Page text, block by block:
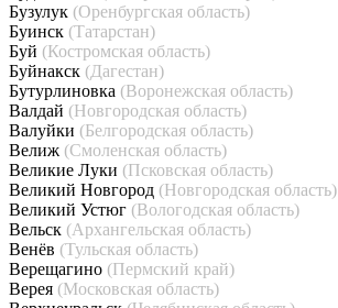
Бузулук (Оренбургская область)
Буинск (Татарстан)
Буй (Костромская область)
Буйнакск (Дагестан)
Бутурлиновка (Воронежская область)
Валдай (Новгородская область)
Валуйки (Белгородская область)
Велиж (Смоленская область)
Великие Луки (Псковская область)
Великий Новгород (Новгородская область)
Великий Устюг (Вологодская область)
Вельск (Архангельская область)
Венёв (Тульская область)
Верещагино (Пермский край)
Верея (Московская область)